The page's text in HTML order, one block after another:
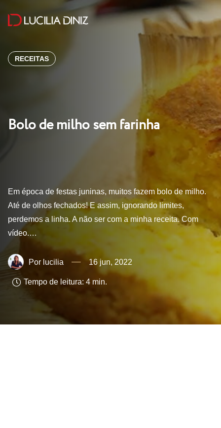
RECEITAS
Bolo de milho sem farinha
Em época de festas juninas, muitos fazem bolo de milho.
Até de olhos fechados! E assim, ignorando limites,
perdemos a linha. A não ser com a minha receita. Com
vídeo.…
lucilia 16 jun, 2022
Tempo de leitura: 4 min.